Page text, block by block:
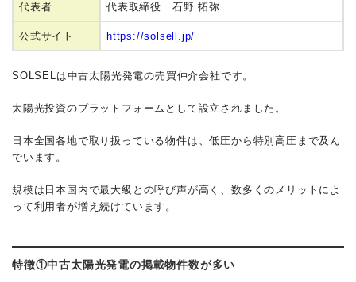
代表者 代表取締役 石野 拓弥
公式サイト https://solsell.jp/
SOLSELは中古太陽光発電の売買仲介会社です。
太陽光投資のプラットフォームとして設立されました。
日本全国各地で取り扱っている物件は、低圧から特別高圧まで及ん
でいます。
規模は日本国内で最大級との呼び声が高く、数多くのメリットによ
って利用者が増え続けています。
特徴①中古太陽光発電の掲載物件数が多い